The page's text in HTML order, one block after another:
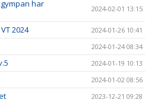
har
2024-02-01 13:15
2024 2024-01-26 10:41
2024-01-24 08:34
2024-01-19 10:13
2024-01-02 08:56
2023-12-21 09:28